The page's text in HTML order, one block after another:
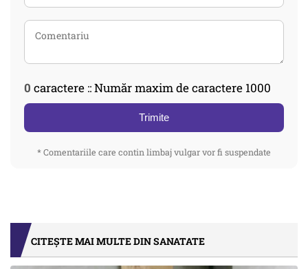
0 caractere :: Număr maxim de caractere 1000
Trimite
* Comentariile care contin limbaj vulgar vor fi suspendate
CITEȘTE MAI MULTE DIN SANATATE